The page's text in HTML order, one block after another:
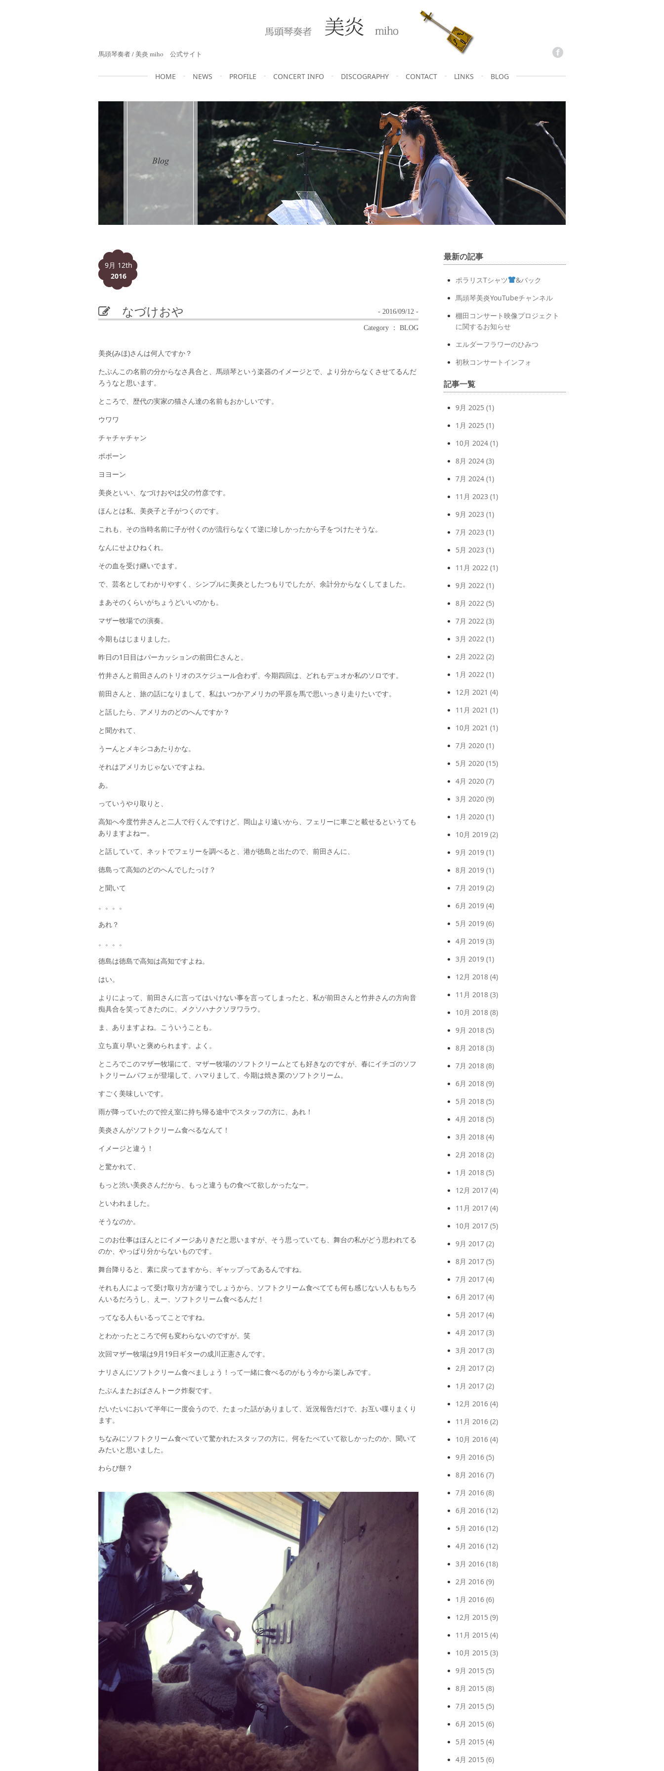
馬頭琴奏者 / 美炎 miho 公式サイト
HOME NEWS PROFILE CONCERT INFO DISCOGRAPHY CONTACT LINKS BLOG
9月 12th
2016
なづけおや - 2016/09/12 -
Category ： BLOG
美炎(みほ)さんは何人ですか？
たぶんこの名前の分からなさ具合と、馬頭琴という楽器のイメージとで、より分からなくさせてるんだ
ろうなと思います。
ところで、歴代の実家の猫さん達の名前もおかしいです。
ウワワ
チャチャチャン
ポポーン
ヨヨーン
美炎といい、なづけおやは父の竹彦です。
ほんとは私、美炎子と子がつくのです。
これも、その当時名前に子が付くのが流行らなくて逆に珍しかったから子をつけたそうな。
なんにせよひねくれ。
その血を受け継いでます。
で、芸名としてわかりやすく、シンプルに美炎としたつもりでしたが、余計分からなくしてました。
まあそのくらいがちょうどいいのかも。
マザー牧場での演奏。
今期もはじまりました。
昨日の1日目はパーカッションの前田仁さんと。
竹井さんと前田さんのトリオのスケジュール合わず、今期四回は、どれもデュオか私のソロです。
前田さんと、旅の話になりまして、私はいつかアメリカの平原を馬で思いっきり走りたいです。
と話したら、アメリカのどのへんですか？
と聞かれて、
うーんとメキシコあたりかな。
それはアメリカじゃないですよね。
あ。
っていうやり取りと、
高知へ今度竹井さんと二人で行くんですけど、岡山より遠いから、フェリーに車ごと載せるというても
ありますよねー。
と話していて、ネットでフェリーを調べると、港が徳島と出たので、前田さんに、
徳島って高知のどのへんでしたっけ？
と聞いて
。。。。
あれ？
。。。。
徳島は徳島で高知は高知ですよね。
はい。
よりによって、前田さんに言ってはいけない事を言ってしまったと、私が前田さんと竹井さんの方向音
痴具合を笑ってきたのに、メクソハナクソヲワラウ。
ま、ありますよね。こういうことも。
立ち直り早いと褒められます。よく。
ところでこのマザー牧場にて、マザー牧場のソフトクリームとても好きなのですが、春にイチゴのソフ
トクリームパフェが登場して、ハマりまして、今期は焼き栗のソフトクリーム。
すごく美味しいです。
雨が降っていたので控え室に持ち帰る途中でスタッフの方に、あれ！
美炎さんがソフトクリーム食べるなんて！
イメージと違う！
と驚かれて、
もっと渋い美炎さんだから、もっと違うもの食べて欲しかったなー。
といわれました。
そうなのか。
このお仕事はほんとにイメージありきだと思いますが、そう思っていても、舞台の私がどう思われてる
のか、やっぱり分からないものです。
舞台降りると、素に戻ってますから、ギャップってあるんですね。
それも人によって受け取り方が違うでしょうから、ソフトクリーム食べてても何も感じない人ももちろ
んいるだろうし、えー、ソフトクリーム食べるんだ！
ってなる人もいるってことですね。
とわかったところで何も変わらないのですが。笑
次回マザー牧場は9月19日ギターの成川正憲さんです。
ナリさんにソフトクリーム食べましょう！って一緒に食べるのがもう今から楽しみです。
たぶんまたおばさんトーク炸裂です。
だいたいにおいて半年に一度会うので、たまった話がありまして、近況報告だけで、お互い喋りまくり
ます。
ちなみにソフトクリーム食べていて驚かれたスタッフの方に、何をたべていて欲しかったのか、聞いて
みたいと思いました。
わらび餅？
最新の記事
ポラリスTシャツ
&バック
馬頭琴美炎YouTubeチャンネル
棚田コンサート映像プロジェクト
に関するお知らせ
エルダーフラワーのひみつ
初秋コンサートインフォ
記事一覧
9月 2025 (1)
1月 2025 (1)
10月 2024 (1)
8月 2024 (3)
7月 2024 (1)
11月 2023 (1)
9月 2023 (1)
7月 2023 (1)
5月 2023 (1)
11月 2022 (1)
9月 2022 (1)
8月 2022 (5)
7月 2022 (3)
3月 2022 (1)
2月 2022 (2)
1月 2022 (1)
12月 2021 (4)
11月 2021 (1)
10月 2021 (1)
7月 2020 (1)
5月 2020 (15)
4月 2020 (7)
3月 2020 (9)
1月 2020 (1)
10月 2019 (2)
9月 2019 (1)
8月 2019 (1)
7月 2019 (2)
6月 2019 (4)
5月 2019 (6)
4月 2019 (3)
3月 2019 (1)
12月 2018 (4)
11月 2018 (3)
10月 2018 (8)
9月 2018 (5)
8月 2018 (3)
7月 2018 (8)
6月 2018 (9)
5月 2018 (5)
4月 2018 (5)
3月 2018 (4)
2月 2018 (2)
1月 2018 (5)
12月 2017 (4)
11月 2017 (4)
10月 2017 (5)
9月 2017 (2)
8月 2017 (5)
7月 2017 (4)
6月 2017 (4)
5月 2017 (4)
4月 2017 (3)
3月 2017 (3)
2月 2017 (2)
1月 2017 (2)
12月 2016 (4)
11月 2016 (2)
10月 2016 (4)
9月 2016 (5)
8月 2016 (7)
7月 2016 (8)
6月 2016 (12)
5月 2016 (12)
4月 2016 (12)
3月 2016 (18)
2月 2016 (9)
1月 2016 (6)
12月 2015 (9)
11月 2015 (4)
10月 2015 (3)
9月 2015 (5)
8月 2015 (8)
7月 2015 (5)
6月 2015 (6)
5月 2015 (4)
4月 2015 (6)